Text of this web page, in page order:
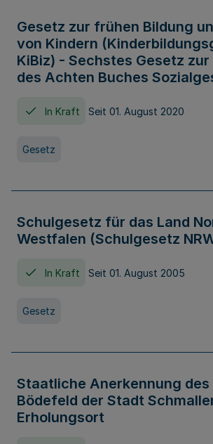
Gesetz zur frühen Bildung
von Kindern
KiBiz) - Sechstes Gesetz
des Achten Buches
In Kraft Seit 01. August 2020
Gesetz
Schulgesetz für das Land
Westfalen (Schulgesetz
In Kraft Seit 01. August 2005
Gesetz
Staatliche Anerkennung
Bödefeld der Stadt
Erholungsort